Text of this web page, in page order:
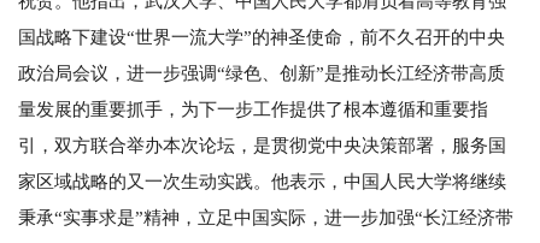
国战略下建设“世界一流大学”的神圣使命，前不久召开的中央
政治局会议，进一步强调“绿色、创新”是推动长江经济带高质
量发展的重要抓手，为下一步工作提供了根本遵循和重要指
引，双方联合举办本次论坛，是贯彻党中央决策部署，服务国
家区域战略的又一次生动实践。他表示，中国人民大学将继续
秉承“实事求是”精神，立足中国实际，进一步加强“长江经济带